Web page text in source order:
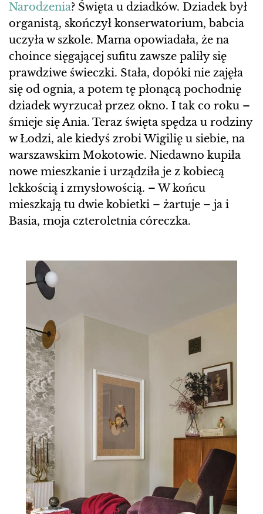
Narodzenia? Święta u dziadków. Dziadek był
organistą, skończył konserwatorium, babcia
uczyła w szkole. Mama opowiadała, że na
choince sięgającej sufitu zawsze paliły się
prawdziwe świeczki. Stała, dopóki nie zajęła
się od ognia, a potem tę płonącą pochodnię
dziadek wyrzucał przez okno. I tak co roku –
śmieje się Ania. Teraz święta spędza u rodziny
w Łodzi, ale kiedyś zrobi Wigilię u siebie, na
warszawskim Mokotowie. Niedawno kupiła
nowe mieszkanie i urządziła je z kobiecą
lekkością i zmysłowością. – W końcu
mieszkają tu dwie kobietki – żartuje – ja i
Basia, moja czteroletnia córeczka.